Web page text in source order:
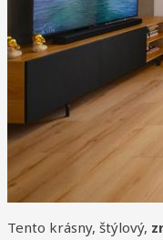
Tento krásny, štýlový,